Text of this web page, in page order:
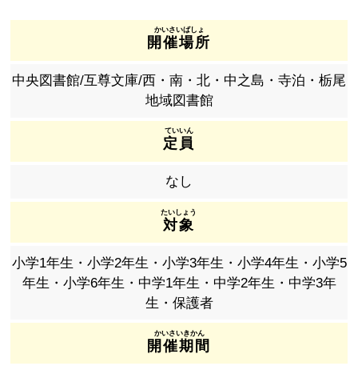
開催場所
中央図書館/互尊文庫/西・南・北・中之島・寺泊・栃尾
地域図書館
定員
なし
対象
小学1年生・小学2年生・小学3年生・小学4年生・小学5
年生・小学6年生・中学1年生・中学2年生・中学3年
生・保護者
開催期間